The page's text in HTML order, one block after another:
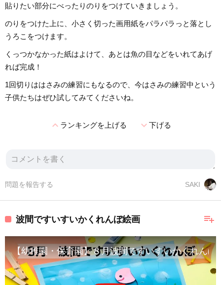
貼りたい部分にべったりのりをつけていきましょう。
のりをつけた上に、小さく切った画用紙をパラパラっと落とし
うろこをつけます。
くっつかなかった紙はよけて、あとは魚の目などをいれてあげ
れば完成！
1回切りははさみの練習にもなるので、今はさみの練習中という
子供たちはぜひ試してみてくださいね。
expand_lessランキングを上げる expand_more下げる
SAKI
問題を報告する
playlist_add
波間ですいすいかくれんぼ絵画
【幼稚園・保育園】８月波間ですいすいかくれんぼ